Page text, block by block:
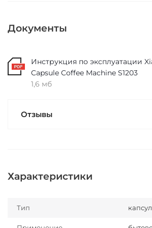
Документы
Инструкция по эксплуатации
Capsule Coffee Machine S1203
1,6 мб
Отзывы
Характеристики
Тип